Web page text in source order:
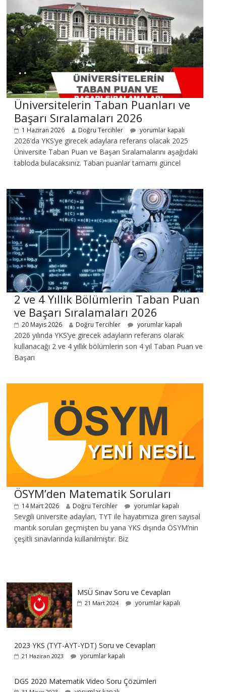
Üniversitelerin Taban Puanları ve
Başarı Sıralamaları 2026
1 Haziran 2026 Doğru Tercihler yorumlar kapalı
2026’da YKS’ye girecek adaylara referans olacak 2025
Üniversite Taban Puan ve Başarı Sıralamalarını aşağıdaki
tabloda bulacaksınız. Taban puanlar tamamı güncel
2 ve 4 Yıllık Bölümlerin Taban Puan
ve Başarı Sıralamaları 2026
20 Mayıs 2026 Doğru Tercihler yorumlar kapalı
2026 yılında YKS’ye girecek adayların referans olarak
kullanacağı 2 ve 4 yıllık bölümlerin son 4 yıl Taban Puan ve
Başarı
ÖSYM’den Matematik Soruları
14 Mart 2026 Doğru Tercihler yorumlar kapalı
Sevgili üniversite adayları, TYT ile hayatımıza giren sayısal
mantık soruları geçmişten bu yana YKS dışında ÖSYM’nin
çeşitli sınavlarında kullanılmıştır. Biz
MSÜ Sınav Soru ve Cevapları
21 Mart 2024 yorumlar kapalı
2023 YKS (TYT-AYT-YDT) Soru ve Cevapları
21 Haziran 2023 yorumlar kapalı
DGS 2020 Matematik Video Soru Çözümleri